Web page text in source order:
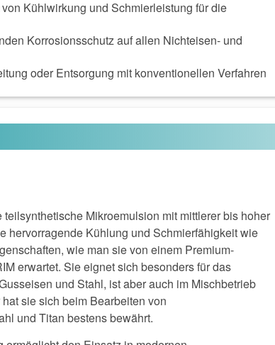
Kühlwirkung und Schmierleistung für die
Korrosionsschutz auf allen Nichteisen- und
oder Entsorgung mit konventionellen Verfahren
Mikroemulsion mit mittlerer bis hoher
hervorragende Kühlung und Schmierfähigkeit wie
wie man sie von einem Premium-
erwartet. Sie eignet sich besonders für das
und Stahl, ist aber auch im Mischbetrieb
sie sich beim Bearbeiten von
und Titan bestens bewährt.